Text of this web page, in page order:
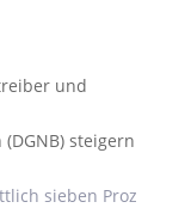
und
steigern
sieben Proz